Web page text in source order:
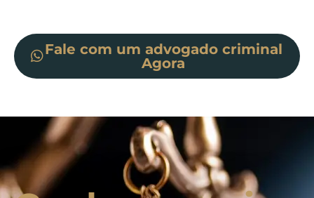
Fale com um advogado criminal
Agora